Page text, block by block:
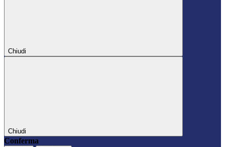
Chiudi
Chiudi
Conferma